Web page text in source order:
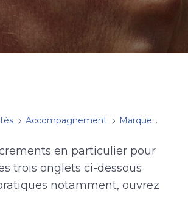
Accompagnement Marquer une étape de foi
en particulier pour
trois onglets ci-dessous
notamment, ouvrez